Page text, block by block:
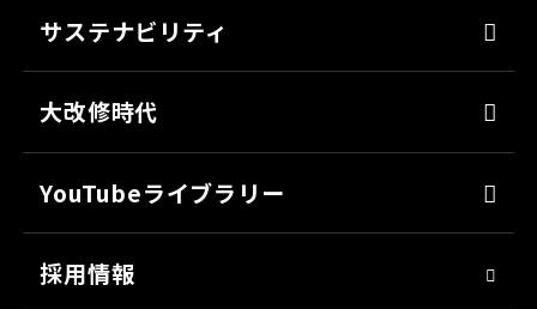
ミッチャクロン
パテ
上塗り
サフェーサー
シーリング・接着剤
クリーナー・脱脂剤
各種書類のご依頼
会社見学
サステナビリティ
技術革新
社会貢献
人材育成
大改修時代
YouTubeライブラリー
採用情報